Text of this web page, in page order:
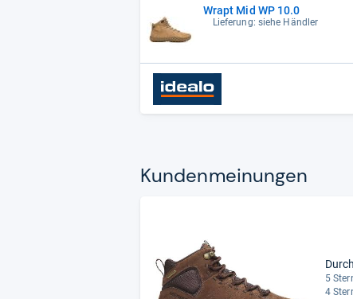
Wrapt Mid WP 10.0
Lieferung: siehe Händler
Kun­den­mei­nun­gen
5
4